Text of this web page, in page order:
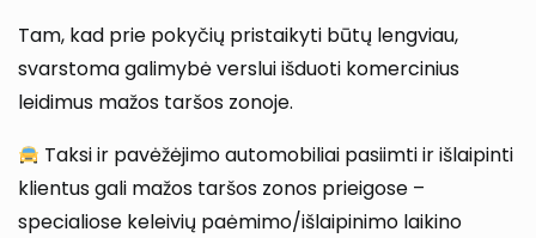
Tam, kad prie pokyčių pristaikyti būtų lengviau,
svarstoma galimybė verslui išduoti komercinius
leidimus mažos taršos zonoje.
Taksi ir pavėžėjimo automobiliai pasiimti ir išlaipinti
klientus gali mažos taršos zonos prieigose –
specialiose keleivių paėmimo/išlaipinimo laikino